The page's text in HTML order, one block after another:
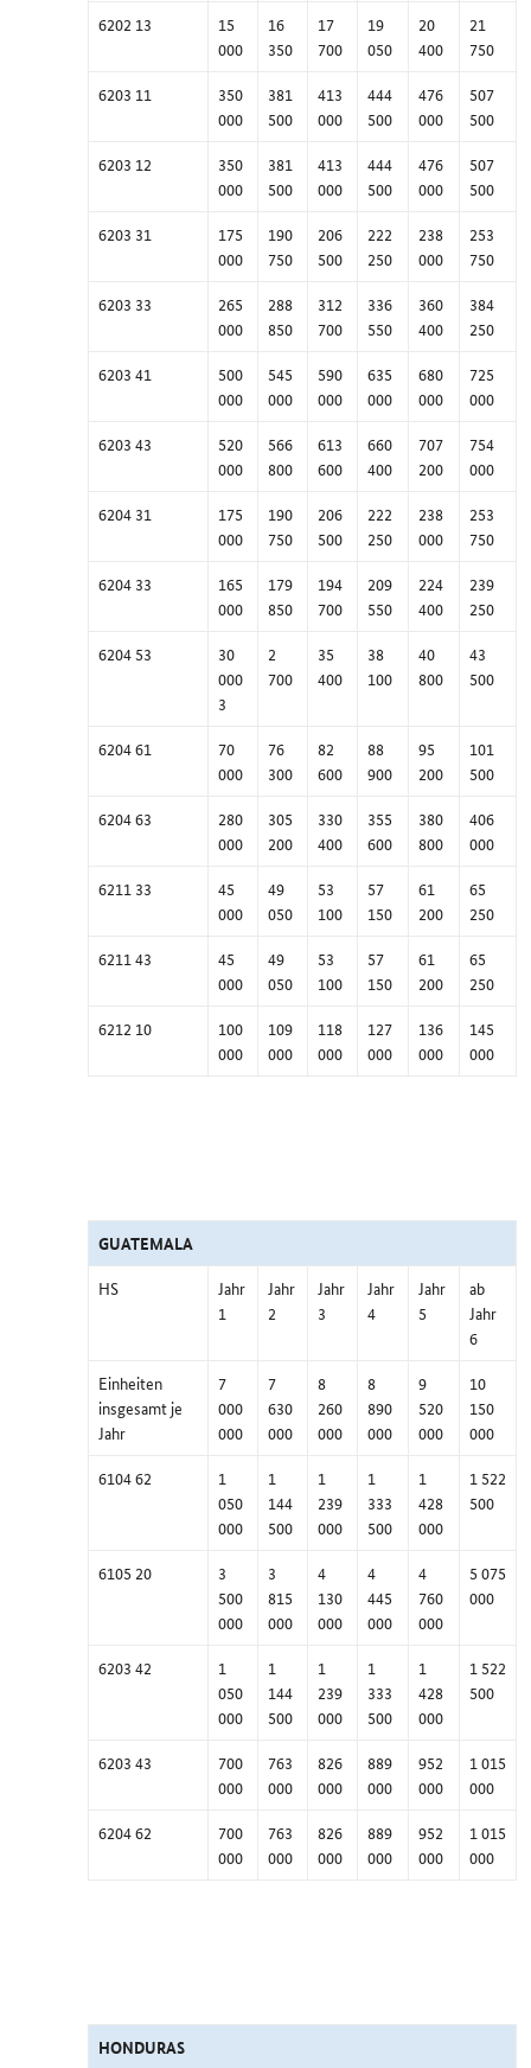
6202 13
15
000
16
350
17
700
19
050
20
400
21
750
6203 11
350
000
381
500
413
000
444
500
476
000
507
500
6203 12
350
000
381
500
413
000
444
500
476
000
507
500
6203 31
175
000
190
750
206
500
222
250
238
000
253
750
6203 33
265
000
288
850
312
700
336
550
360
400
384
250
6203 41
500
000
545
000
590
000
635
000
680
000
725
000
6203 43
520
000
566
800
613
600
660
400
707
200
754
000
6204 31
175
000
190
750
206
500
222
250
238
000
253
750
6204 33
165
000
179
850
194
700
209
550
224
400
239
250
6204 53
30
000
3
2
700
35
400
38
100
40
800
43
500
6204 61
70
000
76
300
82
600
88
900
95
200
101
500
6204 63
280
000
305
200
330
400
355
600
380
800
406
000
6211 33
45
000
49
050
53
100
57
150
61
200
65
250
6211 43
45
000
49
050
53
100
57
150
61
200
65
250
6212 10
100
000
109
000
118
000
127
000
136
000
145
000
GUATEMALA
HS
Jahr
1
Jahr
2
Jahr
3
Jahr
4
Jahr
5
ab
Jahr
6
Einheiten
insgesamt je
Jahr
7
000
000
7
630
000
8
260
000
8
890
000
9
520
000
10
150
000
6104 62
1
050
000
1
144
500
1
239
000
1
333
500
1
428
000
1 522
500
6105 20
3
500
000
3
815
000
4
130
000
4
445
000
4
760
000
5 075
000
6203 42
1
050
000
1
144
500
1
239
000
1
333
500
1
428
000
1 522
500
6203 43
700
000
763
000
826
000
889
000
952
000
1 015
000
6204 62
700
000
763
000
826
000
889
000
952
000
1 015
000
HONDURAS